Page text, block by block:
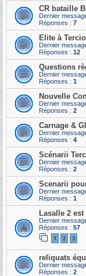
CR bataille
Dernier
Réponses : 7
Elite à
Dernier
Réponses : 12
Questions
Dernier
Réponses : 1
Nouvelle
Dernier
Réponses : 2
Carnage &
Dernier
Réponses : 4
Scénarii
Dernier
Réponses : 2
Scenarii
Dernier
Réponses : 1
Lasalle 2 est
Dernier
Réponses : 57
1 2 3
reliquats
Dernier
Réponses : 2